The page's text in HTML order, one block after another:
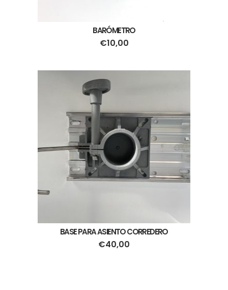
BARÓMETRO
€10,00
BASE PARA ASIENTO CORREDERO
€40,00